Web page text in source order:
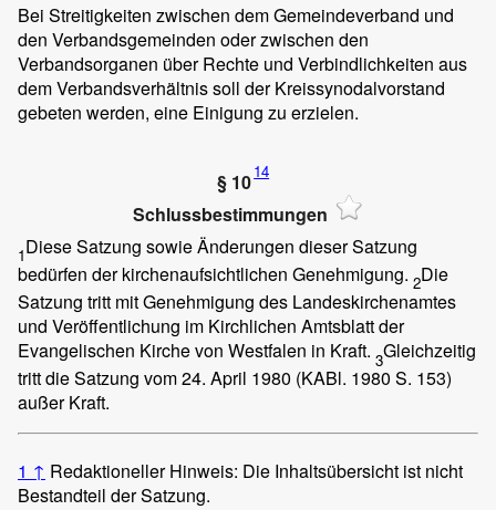
Bei Streitigkeiten zwischen dem Gemeindeverband und
den Verbandsgemeinden oder zwischen den
Verbandsorganen über Rechte und Verbindlichkeiten aus
dem Verbandsverhältnis soll der Kreissynodalvorstand
gebeten werden, eine Einigung zu erzielen.
§ 1014
Schlussbestimmungen
1Diese Satzung sowie Änderungen dieser Satzung
bedürfen der kirchenaufsichtlichen Genehmigung. 2Die
Satzung tritt mit Genehmigung des Landeskirchenamtes
und Veröffentlichung im Kirchlichen Amtsblatt der
Evangelischen Kirche von Westfalen in Kraft. 3Gleichzeitig
tritt die Satzung vom 24. April 1980 (KABl. 1980 S. 153)
außer Kraft.
1 ↑ Redaktioneller Hinweis: Die Inhaltsübersicht ist nicht
Bestandteil der Satzung.